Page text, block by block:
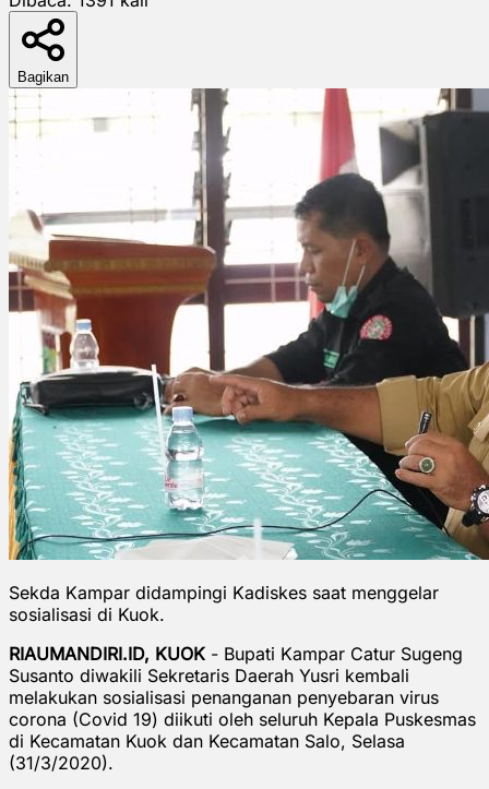
Bagikan
Sekda Kampar didampingi Kadiskes saat menggelar
sosialisasi di Kuok.
RIAUMANDIRI.ID, KUOK - Bupati Kampar Catur Sugeng
Susanto diwakili Sekretaris Daerah Yusri kembali
melakukan sosialisasi penanganan penyebaran virus
corona (Covid 19) diikuti oleh seluruh Kepala Puskesmas
di Kecamatan Kuok dan Kecamatan Salo, Selasa
(31/3/2020).